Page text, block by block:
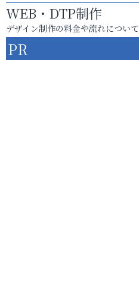
WEB・DTP制作
デザイン制作の料金や流れについて
PR